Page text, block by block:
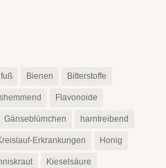
Bienen Bitterstoffe
Flavonoide
Gänseblümchen harntreibend
Erkrankungen Honig
Kieselsäure